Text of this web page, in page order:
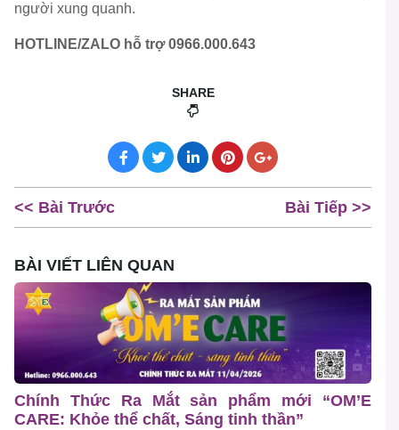
người xung quanh.
HOTLINE/ZALO hỗ trợ 0966.000.643
SHARE
<< Bài Trước Bài Tiếp >>
BÀI VIẾT LIÊN QUAN
Chính Thức Ra Mắt sản phẩm mới “OM’E
CARE: Khỏe thể chất, Sáng tinh thần”